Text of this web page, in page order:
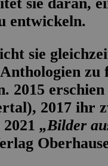
entwickeln.
sie
zu
2015
2017 ihr
„Bilder